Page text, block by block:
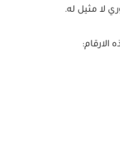
لا مثيل له.
الارقام: